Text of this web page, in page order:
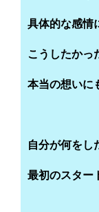
具体的な感情
こうしたかっ
本当の想いに
自分が何をし
最初のスター